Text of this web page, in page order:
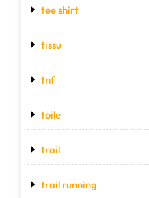
tee shirt
tissu
tnf
toile
trail
trail running